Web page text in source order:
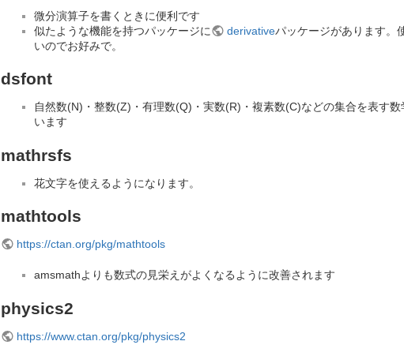
微分演算子を書くときに便利です
似たような機能を持つパッケージに
derivativeパッケージがあります。
いのでお好みで。
dsfont
自然数(N)・整数(Z)・有理数(Q)・実数(R)・複素数(C)などの集合を表す
います
mathrsfs
花文字を使えるようになります。
mathtools
https://ctan.org/pkg/mathtools
amsmathよりも数式の見栄えがよくなるように改善されます
physics2
https://www.ctan.org/pkg/physics2